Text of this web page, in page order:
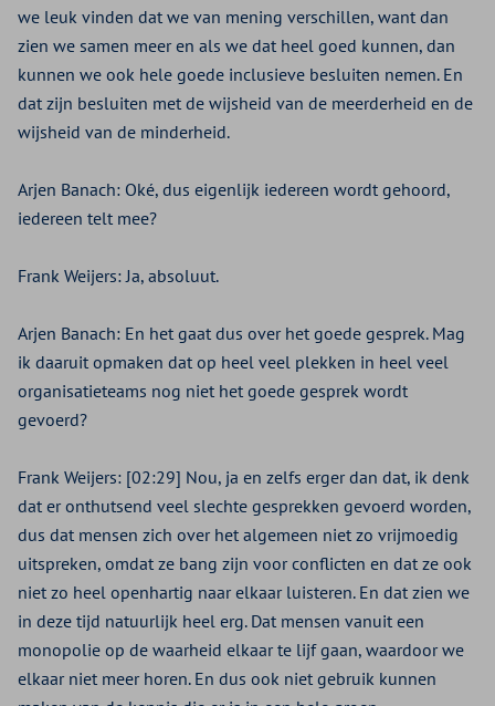
we leuk vinden dat we van mening verschillen, want dan
zien we samen meer en als we dat heel goed kunnen, dan
kunnen we ook hele goede inclusieve besluiten nemen. En
dat zijn besluiten met de wijsheid van de meerderheid en de
wijsheid van de minderheid.
Arjen Banach: Oké, dus eigenlijk iedereen wordt gehoord,
iedereen telt mee?
Frank Weijers: Ja, absoluut.
Arjen Banach: En het gaat dus over het goede gesprek. Mag
ik daaruit opmaken dat op heel veel plekken in heel veel
organisatieteams nog niet het goede gesprek wordt
gevoerd?
Frank Weijers: [02:29] Nou, ja en zelfs erger dan dat, ik denk
dat er onthutsend veel slechte gesprekken gevoerd worden,
dus dat mensen zich over het algemeen niet zo vrijmoedig
uitspreken, omdat ze bang zijn voor conflicten en dat ze ook
niet zo heel openhartig naar elkaar luisteren. En dat zien we
in deze tijd natuurlijk heel erg. Dat mensen vanuit een
monopolie op de waarheid elkaar te lijf gaan, waardoor we
elkaar niet meer horen. En dus ook niet gebruik kunnen